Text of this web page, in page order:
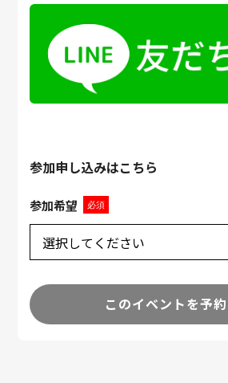
参加申し込みはこちら
参加希望 必須
このイベントを予